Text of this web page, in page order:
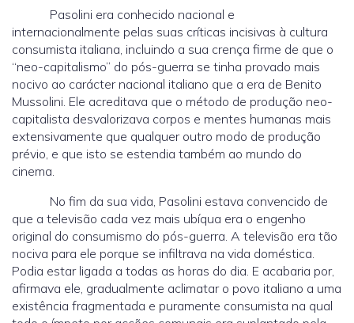
Pasolini era conhecido nacional e
internacionalmente pelas suas críticas incisivas à cultura
consumista italiana, incluindo a sua crença firme de que o
“neo-capitalismo” do pós-guerra se tinha provado mais
nocivo ao carácter nacional italiano que a era de Benito
Mussolini. Ele acreditava que o método de produção neo-
capitalista desvalorizava corpos e mentes humanas mais
extensivamente que qualquer outro modo de produção
prévio, e que isto se estendia também ao mundo do
cinema.
No fim da sua vida, Pasolini estava convencido de
que a televisão cada vez mais ubíqua era o engenho
original do consumismo do pós-guerra. A televisão era tão
nociva para ele porque se infiltrava na vida doméstica.
Podia estar ligada a todas as horas do dia. E acabaria por,
afirmava ele, gradualmente aclimatar o povo italiano a uma
existência fragmentada e puramente consumista na qual